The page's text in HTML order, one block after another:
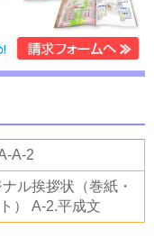
A-2
ル挨拶状（巻紙・
） A-2.平成文